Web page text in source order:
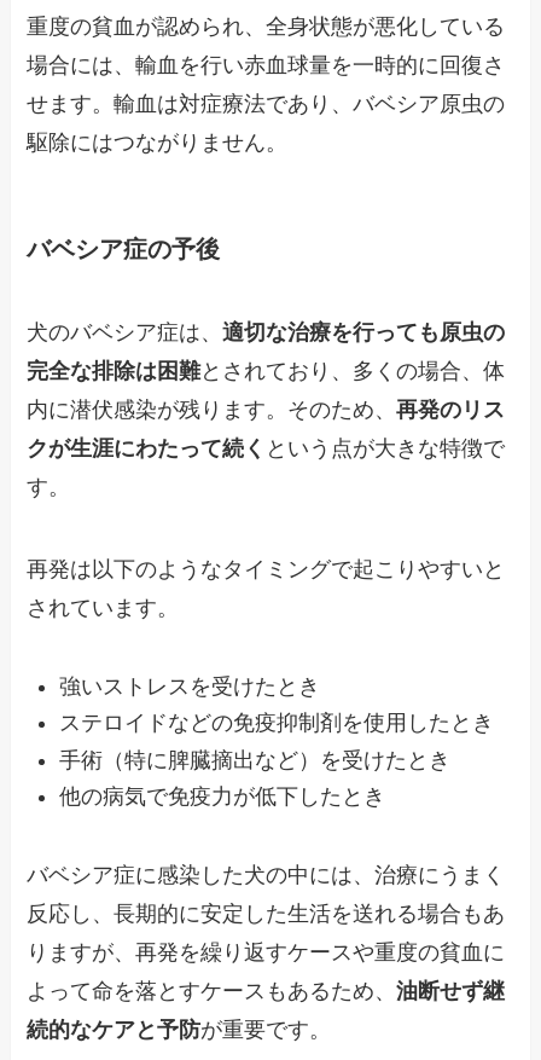
重度の貧血が認められ、全身状態が悪化している
場合には、輸血を行い赤血球量を一時的に回復さ
せます。輸血は対症療法であり、バベシア原虫の
駆除にはつながりません。
バベシア症の予後
犬のバベシア症は、適切な治療を行っても原虫の
完全な排除は困難とされており、多くの場合、体
内に潜伏感染が残ります。そのため、再発のリス
クが生涯にわたって続く という点が大きな特徴で
す。
再発は以下のようなタイミングで起こりやすいと
されています。
強いストレスを受けたとき
ステロイドなどの免疫抑制剤を使用したとき
手術（特に脾臓摘出など）を受けたとき
他の病気で免疫力が低下したとき
バベシア症に感染した犬の中には、治療にうまく
反応し、長期的に安定した生活を送れる場合もあ
りますが、再発を繰り返すケースや重度の貧血に
よって命を落とすケースもあるため、油断せず継
続的なケアと予防が重要です。